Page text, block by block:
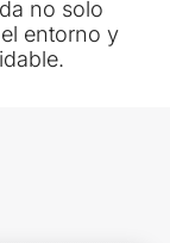
no solo
entorno y